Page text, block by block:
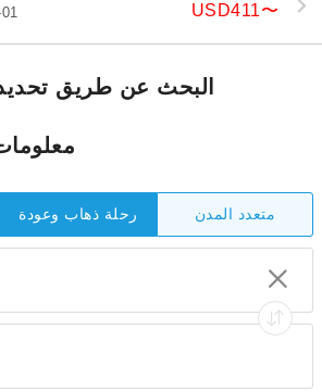
USD411〜
البحث عن طريق تحديد
رحلة ذهاب وعودة متعدد المدن